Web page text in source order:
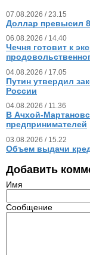
07.08.2026 / 23.15
Доллар превысил
06.08.2026 / 14.40
Чечня готовит к
04.08.2026 / 17.05
Путин утвердил
России
04.08.2026 / 11.36
В Ачхой-
предпринимателей
03.08.2026 / 15.22
Объем выдачи
Добавить
Имя
Сообщение